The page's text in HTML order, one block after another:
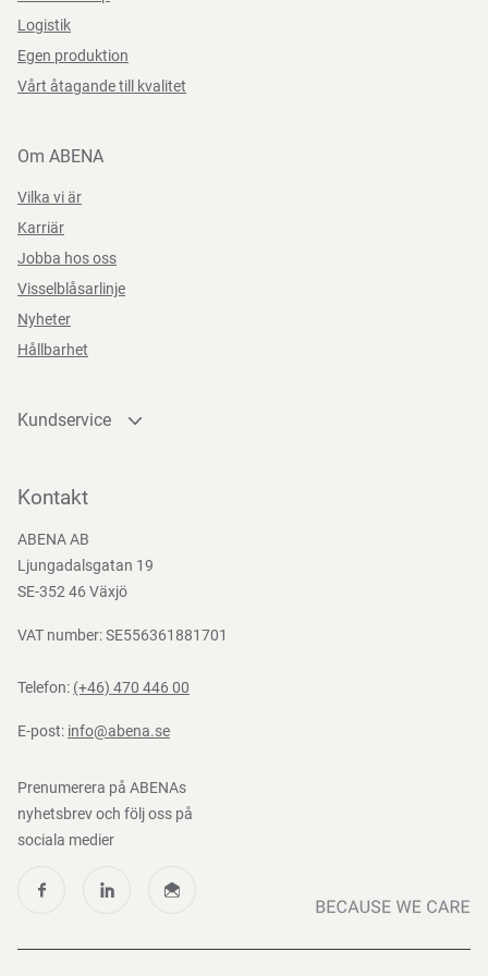
Bredd
Kan återvinnas eller förbrännas.
Förvaringsinstruktioner
Förvara rent och torrt.
Direktiv, förordningar och lagstiftning
(EU) 2023/988
Logistik
Egen produktion
Vårt åtagande till kvalitet
Om ABENA
Vilka vi är
Karriär
Jobba hos oss
Visselblåsarlinje
Nyheter
Hållbarhet
Kundservice
Bli kund
Nedladdningar
Kontakt
ABENA AB
Ljungadalsgatan 19
SE-352 46 Växjö
VAT number: SE556361881701
Telefon: (+46) 470 446 00
E-post: info@abena.se
Prenumerera på ABENAs
nyhetsbrev och följ oss på
sociala medier